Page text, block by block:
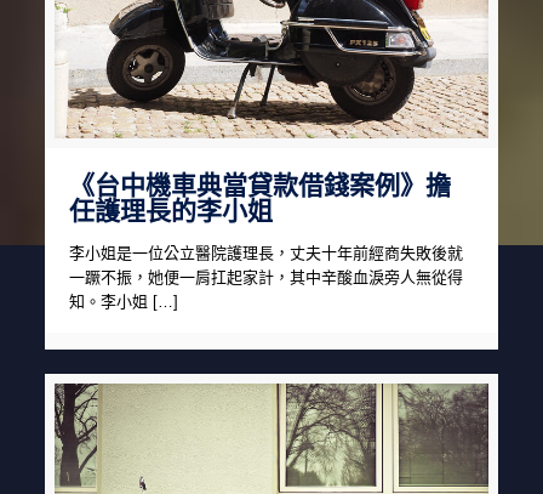
《台中機車典當貸款借錢案例》擔
任護理長的李小姐
李小姐是一位公立醫院護理長，丈夫十年前經商失敗後就
一蹶不振，她便一肩扛起家計，其中辛酸血淚旁人無從得
知。李小姐 […]